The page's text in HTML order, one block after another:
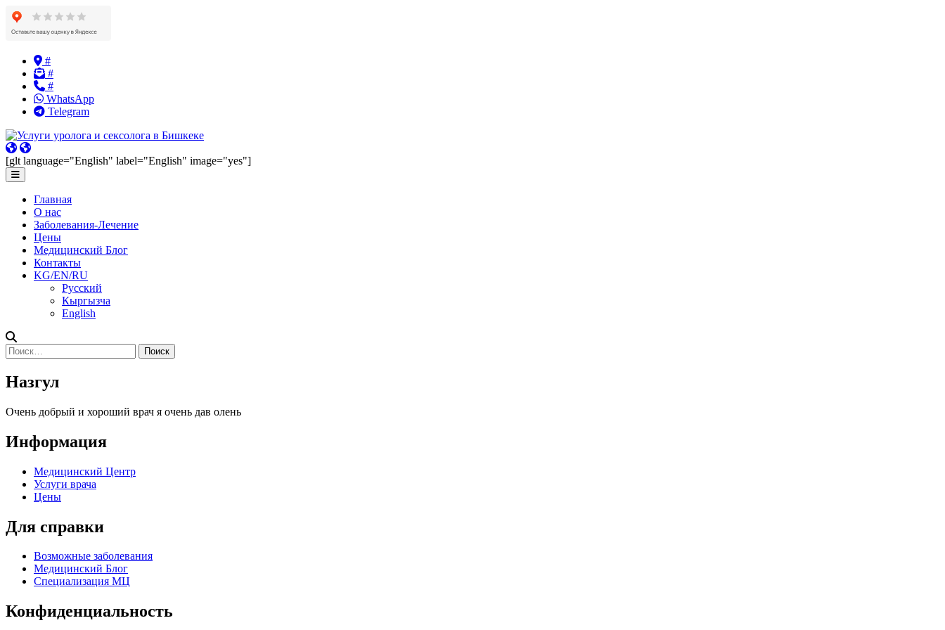
Skip
content
#
#
#
WhatsApp
Telegram
[glt language="English" label="English" image="yes"]
Главная
О нас
Заболевания-Лечение
Цены
Медицинский Блог
Контакты
KG/EN/RU
Русский
Кыргызча
English
Найти:
Назгул
Очень добрый и хороший врач я очень дав олень
Информация
Медицинский Центр
Услуги врача
Цены
Для справки
Возможные заболевания
Медицинский Блог
Специализация МЦ
Конфиденциальность